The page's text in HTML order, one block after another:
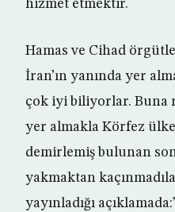
hizmet etmektir.
Hamas ve Cihad
İran’ın yanında yer
çok iyi biliyorlar. Buna
yer almakla Körfez
demirlemiş bulunan
yakmaktan
yayınladığı